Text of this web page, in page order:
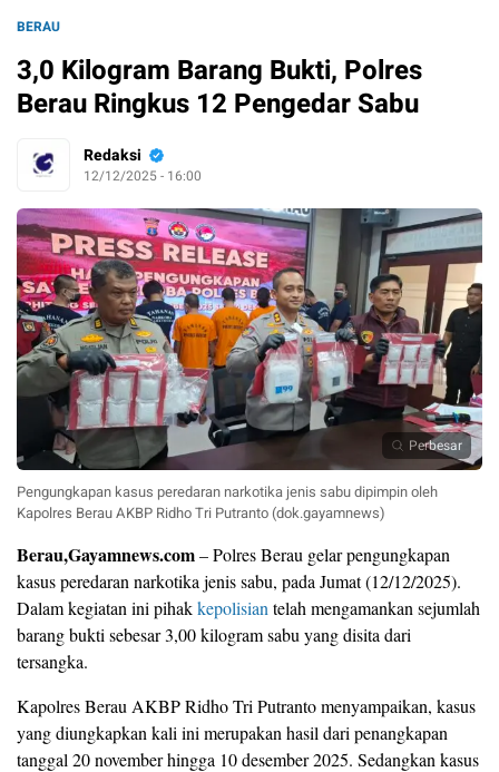
BERAU
3,0 Kilogram Barang Bukti, Polres
Berau Ringkus 12 Pengedar Sabu
Redaksi
12/12/2025 - 16:00
Perbesar
Pengungkapan kasus peredaran narkotika jenis sabu dipimpin oleh
Kapolres Berau AKBP Ridho Tri Putranto (dok.gayamnews)
Berau,Gayamnews.com– Polres Berau gelar pengungkapan
kasus peredaran narkotika jenis sabu, pada Jumat (12/12/2025).
Dalam kegiatan ini pihakkepolisian telah mengamankan sejumlah
barang bukti sebesar 3,00 kilogram sabu yang disita dari
tersangka.
Kapolres Berau AKBP Ridho Tri Putranto menyampaikan, kasus
yang diungkapkan kali ini merupakan hasil dari penangkapan
tanggal 20 november hingga 10 desember 2025. Sedangkan kasus